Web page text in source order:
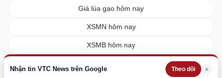
Nhận tin VTC News trên Google Theo dõi ×
Giá lúa gạo hôm nay
XSMN hôm nay
XSMB hôm nay